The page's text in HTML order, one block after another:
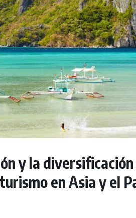
y la
en Asia y el